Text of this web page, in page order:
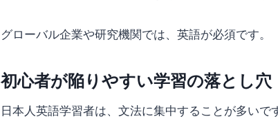
グローバル企業や研究機関では、英語が必須です。
初心者が陥りやすい学習の落とし穴
日本人英語学習者は、文法に集中することが多いで